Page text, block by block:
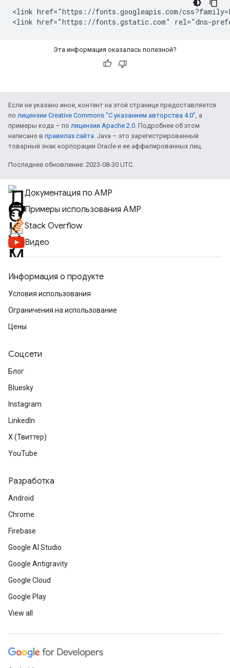
<link href="https://fonts.googleapis.com/
<link href="https://fonts.gstatic.com" rel="dns-
Эта информация оказалась полезной?
Если не указано иное, контент на этой странице предоставляется
по лицензии Creative Commons "С указанием авторства 4.0", а
примеры кода – по лицензии Apache 2.0. Подробнее об этом
написано в правилах сайта. Java – это зарегистрированный
товарный знак корпорации Oracle и ее аффилированных лиц.
Последнее обновление: 2023-08-30 UTC.
Документация по AMP
Примеры использования AMP
Stack Overflow
Видео
Информация о продукте
Условия использования
Ограничения на использование
Цены
Соцсети
Блог
Bluesky
Instagram
LinkedIn
X (Твиттер)
YouTube
Разработка
Android
Chrome
Firebase
Google AI Studio
Google Antigravity
Google Cloud
Google Play
View all